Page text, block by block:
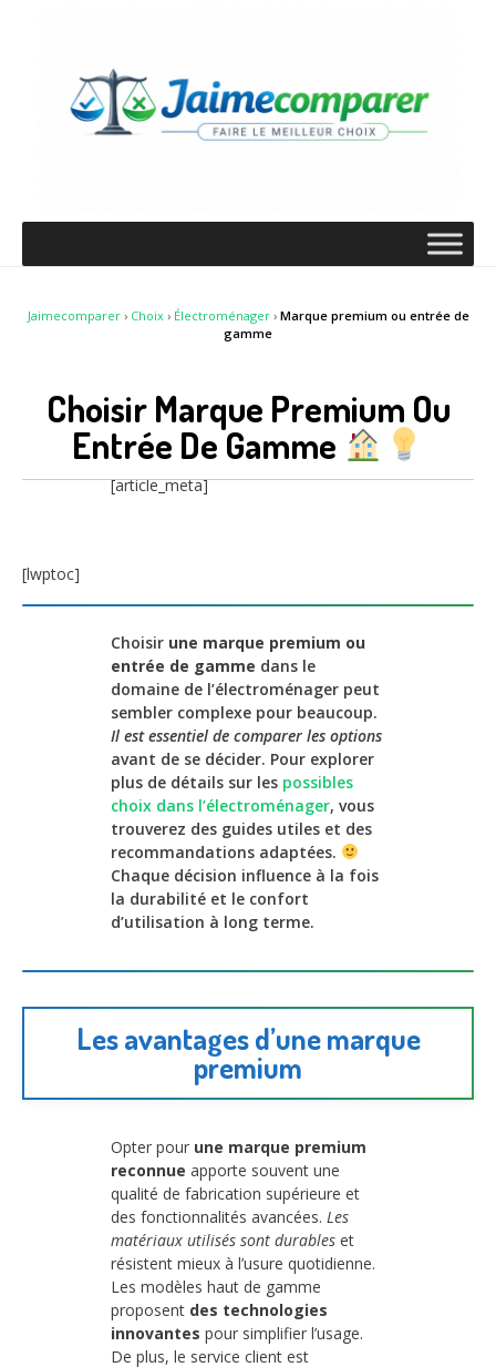
Jaimecomparer› Choix› Électroménager› Marque premium ou entrée de
gamme
Choisir Marque Premium Ou
Entrée De Gamme
[article_meta]
[lwptoc]
Choisir une marque premium ou
entrée de gamme dans le
domaine de l’électroménager peut
sembler complexe pour beaucoup.
Il est essentiel de comparer les options
avant de se décider. Pour explorer
plus de détails sur les possibles
choix dans l’électroménager, vous
trouverez des guides utiles et des
recommandations adaptées.
Chaque décision influence à la fois
la durabilité et le confort
d’utilisation à long terme.
Les avantages d’une marque
premium
Opter pour une marque premium
reconnue apporte souvent une
qualité de fabrication supérieure et
des fonctionnalités avancées. Les
matériaux utilisés sont durables et
résistent mieux à l’usure quotidienne.
Les modèles haut de gamme
proposent des technologies
innovantes pour simplifier l’usage.
De plus, le service client est